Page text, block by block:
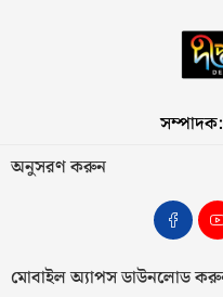
অনুসরণ করুন
মোবাইল অ্যাপস ডাউনলোড